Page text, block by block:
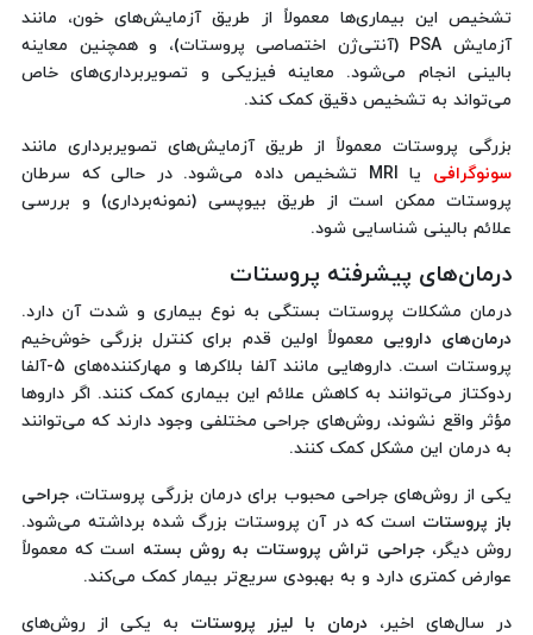
تشخیص این بیماری‌ها معمولاً از طریق آزمایش‌های خون، مانند
آزمایش PSA (آنتی‌ژن اختصاصی پروستات)، و همچنین معاینه
بالینی انجام می‌شود. معاینه فیزیکی و تصویربرداری‌های خاص
می‌تواند به تشخیص دقیق کمک کند.
بزرگی پروستات معمولاً از طریق آزمایش‌های تصویربرداری مانند
سونوگرافی
یا MRI تشخیص داده می‌شود. در حالی که سرطان
پروستات ممکن است از طریق بیوپسی (نمونه‌برداری) و بررسی
علائم بالینی شناسایی شود.
درمان‌های پیشرفته پروستات
درمان مشکلات پروستات بستگی به نوع بیماری و شدت آن دارد.
درمان‌های دارویی معمولاً اولین قدم برای کنترل بزرگی خوش‌خیم
پروستات است. داروهایی مانند آلفا بلاکرها و مهارکننده‌های 5-آلفا
ردوکتاز می‌توانند به کاهش علائم این بیماری کمک کنند. اگر داروها
مؤثر واقع نشوند، روش‌های جراحی مختلفی وجود دارند که می‌توانند
به درمان این مشکل کمک کنند.
یکی از روش‌های جراحی محبوب برای درمان بزرگی پروستات، جراحی
باز پروستات است که در آن پروستات بزرگ شده برداشته می‌شود.
روش دیگر،جراحی تراش پروستات به روش بسته است که معمولاً
عوارض کمتری دارد و به بهبودی سریع‌تر بیمار کمک می‌کند.
در سال‌های اخیر، درمان با لیزر پروستات به یکی از روش‌های